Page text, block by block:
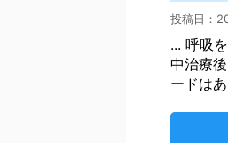
投稿日：
... 呼吸
中治療
ードは